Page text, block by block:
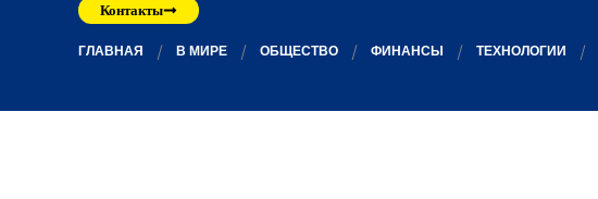
Контакты
ГЛАВНАЯ В МИРЕ ОБЩЕСТВО ФИНАНСЫ ТЕХНОЛОГИИ